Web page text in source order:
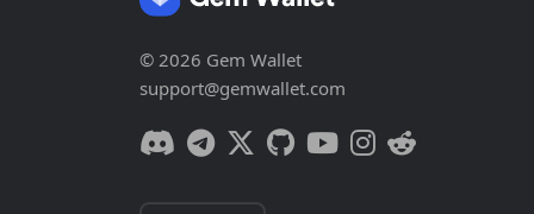
© 2026 Gem Wallet
support@gemwallet.com